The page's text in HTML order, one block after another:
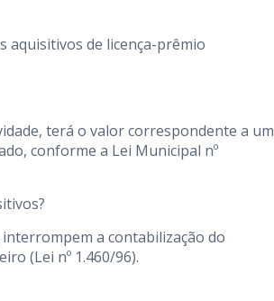
aquisitivos de licença-prêmio
terá o valor correspondente a um
conforme a Lei Municipal nº
interrompem a contabilização do
(Lei nº 1.460/96).